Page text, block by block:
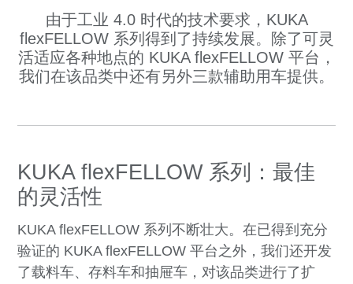
由于工业 4.0 时代的技术要求，KUKA
flexFELLOW 系列得到了持续发展。除了可灵
活适应各种地点的 KUKA flexFELLOW 平台，
我们在该品类中还有另外三款辅助用车提供。
KUKA flexFELLOW 系列：最佳
的灵活性
KUKA flexFELLOW 系列不断壮大。在已得到充分
验证的 KUKA flexFELLOW 平台之外，我们还开发
了载料车、存料车和抽屉车，对该品类进行了扩